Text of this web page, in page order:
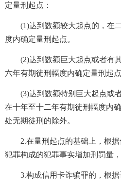
定量刑起点：
(1)达到数额较大起点的，在二
度内确定量刑起点。
(2)达到数额巨大起点或者有其
六年有期徒刑幅度内确定量刑起点
(3)达到数额特别巨大起点或者
在十年至十二年有期徒刑幅度内
处无期徒刑的除外。
2.在量刑起点的基础上，根据
犯罪构成的犯罪事实增加刑罚量，
3.构成信用卡诈骗罪的，根据